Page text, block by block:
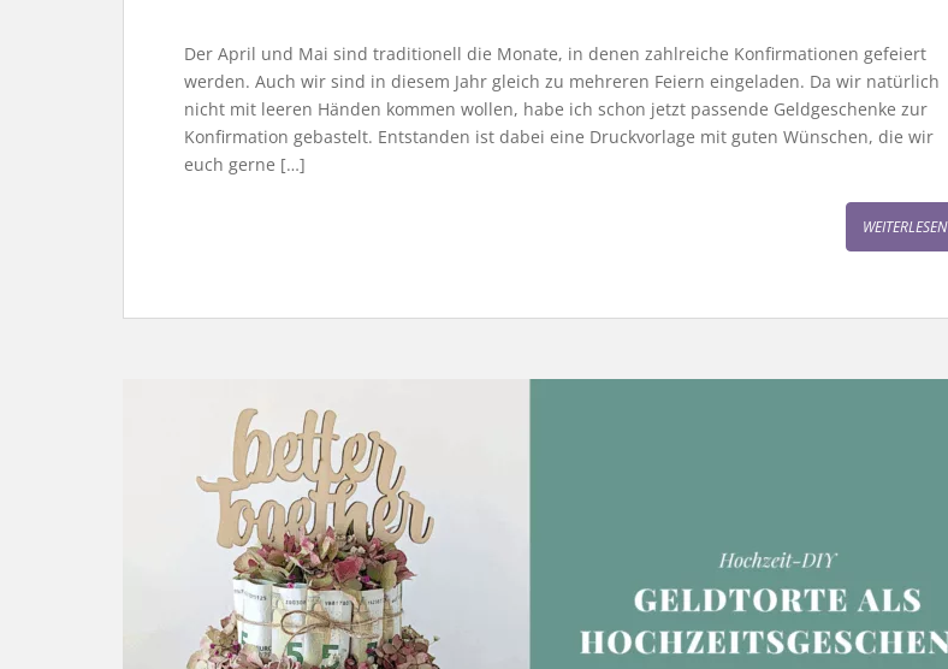
Der April und Mai sind traditionell die Monate, in denen zahlreiche Konfirmationen gefeiert
werden. Auch wir sind in diesem Jahr gleich zu mehreren Feiern eingeladen. Da wir natürlich
nicht mit leeren Händen kommen wollen, habe ich schon jetzt passende Geldgeschenke zur
Konfirmation gebastelt. Entstanden ist dabei eine Druckvorlage mit guten Wünschen, die wir
euch gerne […]
WEITERLESEN